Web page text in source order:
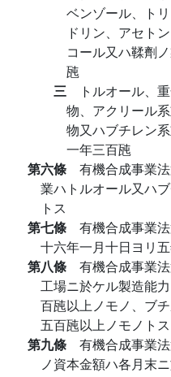
ベンゾール、ト
ドリン、アセト
コール又ハ鞣劑
瓲
三
トルオール、
物、アクリール
物又ハブチレン
一年三百瓲
第六條 有機合成事業
業ハトルオール又ハ
トス
第七條 有機合成事業
十六年一月十日ヨリ
第八條 有機合成事業
工場ニ於ケル製造能
百瓲以上ノモノ、ブ
五百瓲以上ノモノトス
第九條 有機合成事業
ノ資本金額ハ各月末